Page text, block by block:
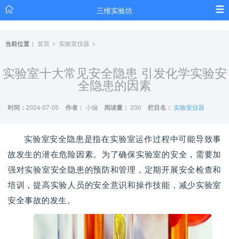
三维实验坊
当前位置： 首页 实验室仪器
实验室十大常见安全隐患 引发化学实验安
全隐患的因素
时间： 2024-07-05 作者： 小编 阅读量： 200 栏目名： 实验室仪器
实验室安全隐患是指在实验室运作过程中可能导致事
故发生的潜在危险因素。为了确保实验室的安全，需要加
强对实验室安全隐患的预防和管理，定期开展安全检查和
培训，提高实验人员的安全意识和操作技能，减少实验室
安全事故的发生。